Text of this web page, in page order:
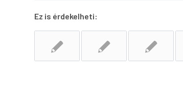
Ez is érdekelheti: